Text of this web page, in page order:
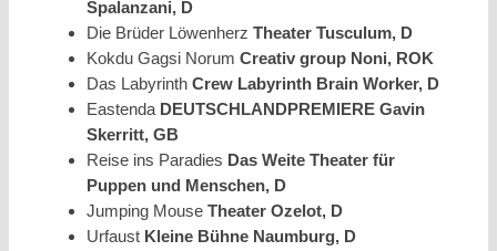
Spalanzani, D
Die Brüder Löwenherz Theater Tusculum, D
Kokdu Gagsi Norum Creativ group Noni, ROK
Das Labyrinth Crew Labyrinth Brain Worker, D
Eastenda DEUTSCHLANDPREMIERE Gavin
Skerritt, GB
Reise ins Paradies Das Weite Theater für
Puppen und Menschen, D
Jumping Mouse Theater Ozelot, D
Urfaust Kleine Bühne Naumburg, D